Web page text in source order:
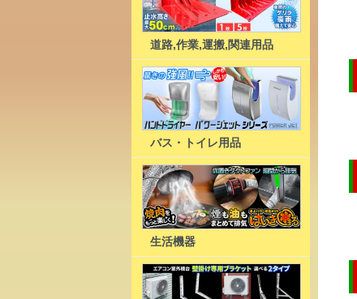
道路,作業,運搬,関連用品
バス・トイレ用品
生活機器